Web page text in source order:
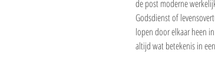
de post moderne
Godsdienst of
lopen door elkaar heen
altijd wat betekenis in